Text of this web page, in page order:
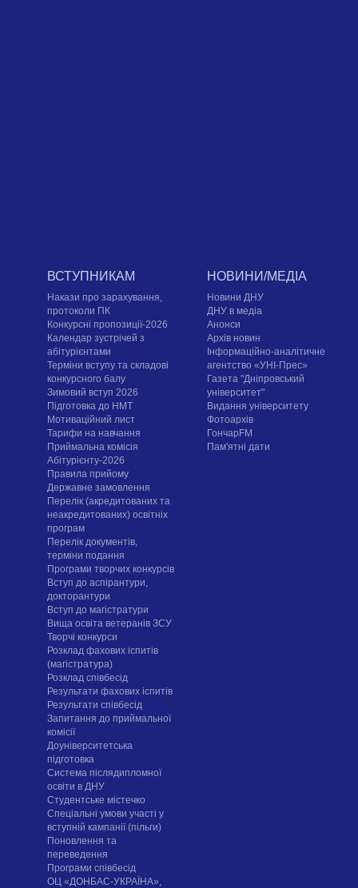
ВСТУПНИКАМ
Накази про зарахування,
протоколи ПК
Конкурсні пропозиції-2026
Календар зустрічей з
абітурієнтами
Терміни вступу та складові
конкурсного балу
Зимовий вступ 2026
Підготовка до НМТ
Мотиваційний лист
Тарифи на навчання
Приймальна комісія
Абітурієнту-2026
Правила прийому
Державне замовлення
Перелік (акредитованих та
неакредитованих) освітніх
програм
Перелік документів,
терміни подання
Програми творчих конкурсiв
Вступ до аспірантури,
докторантури
Вступ до магістратури
Вища освіта ветеранів ЗСУ
Творчі конкурси
Розклад фахових іспитів
(магістратура)
Розклад співбесід
Результати фахових іспитів
Результати співбесід
Запитання до приймальної
комісії
Доуніверситетська
підготовка
Система післядипломної
освіти в ДНУ
Cтудентське містечко
Спеціальні умови участі у
вступній кампанії (пільги)
Поновлення та
переведення
Програми співбесід
ОЦ «ДОНБАС-УКРАЇНА»,
НОВИНИ/МЕДІА
Новини ДНУ
ДНУ в медіа
Анонси
Архів новин
Інформаційно-аналітичне
агентство «УНІ-Прес»
Газета "Дніпровський
університет"
Видання університету
Фотоархів
ГончарFM
Пам'ятні дати